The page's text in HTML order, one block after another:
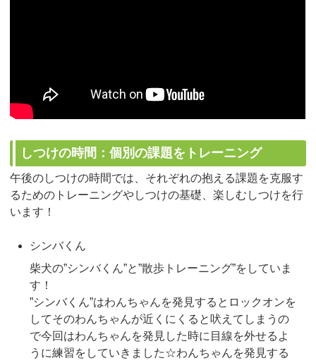
しつけの時間：個別の課題をトレーニング
午後のしつけの時間では、それぞれの抱える課題を克服す
るためのトレーニングやしつけの基礎、楽しむしつけを行
います！
シンバくん
柴犬の”シンバくん”と”散歩トレーニング”をしていま
す！
”シンバくん”はわんちゃんを発見するとロックオンを
してそのわんちゃんが近くにくると吠えてしまうの
で今回はわんちゃんを発見した時に目線を外せるよ
うに練習をしていきました☆わんちゃんを発見する